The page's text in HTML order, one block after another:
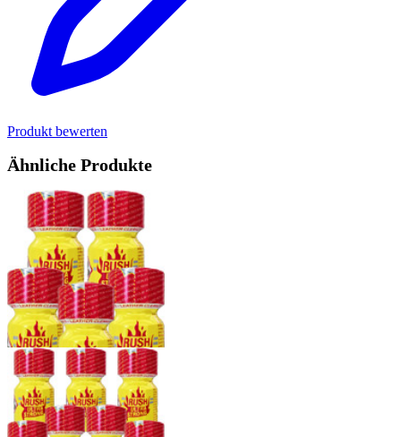
Produkt bewerten
Ähnliche Produkte
Product options